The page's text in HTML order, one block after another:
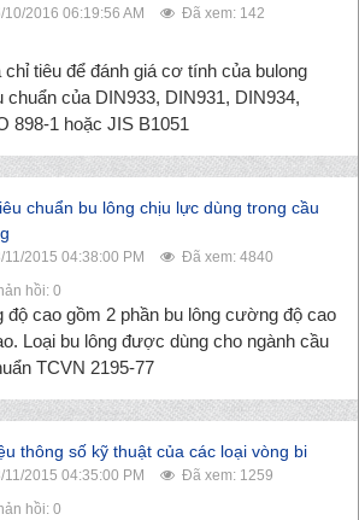
10/2016 06:19:56 AM
Đã xem: 142
tiêu để đánh giá cơ tính của bulong
của DIN933, DIN931, DIN934,
898-1 hoặc JIS B1051
chuẩn bu lông chịu lực dùng trong cầu
11/2015 04:38:00 PM
Đã xem: 4840
hồi: 0
độ cao gồm 2 phần bu lông cường độ cao
Loại bu lông được dùng cho ngành cầu
TCVN 2195-77
thông số kỹ thuật của các loại vòng bi
11/2015 04:35:00 PM
Đã xem: 1259
hồi: 0